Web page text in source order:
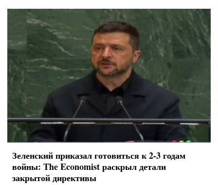
Зеленский приказал готовиться к 2-3 годам
войны: The Economist раскрыл детали
закрытой директивы